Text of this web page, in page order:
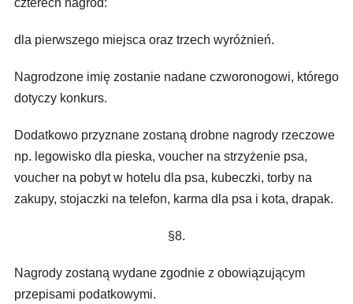
dla pierwszego miejsca oraz trzech wyróżnień.
Nagrodzone imię zostanie nadane czworonogowi, którego
dotyczy konkurs.
Dodatkowo przyznane zostaną drobne nagrody rzeczowe
np. legowisko dla pieska, voucher na strzyżenie psa,
voucher na pobyt w hotelu dla psa, kubeczki, torby na
zakupy, stojaczki na telefon, karma dla psa i kota, drapak.
§8.
Nagrody zostaną wydane zgodnie z obowiązującym
przepisami podatkowymi.